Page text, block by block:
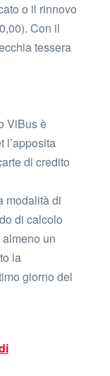
o il rinnovo
Con il
tessera
ViBus è
l’apposita
di credito
modalità di
di calcolo
un
la
giorno del